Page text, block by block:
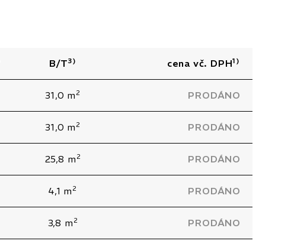
B/T3) cena vč. DPH1)
31,0 m 2 PRODÁNO
31,0 m 2 PRODÁNO
25,8 m 2 PRODÁNO
4,1 m 2 PRODÁNO
3,8 m 2 PRODÁNO